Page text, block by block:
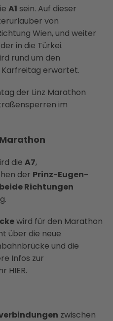
A1 sein. Auf dieser
von
Wien, und weiter
in die Türkei.
rund um den
erwartet.
der Linz Marathon
im
die A7,
der Prinz-Eugen-
Richtungen
wird für den Marathon
über die neue
und die
Infos zur
HIER.
zwischen